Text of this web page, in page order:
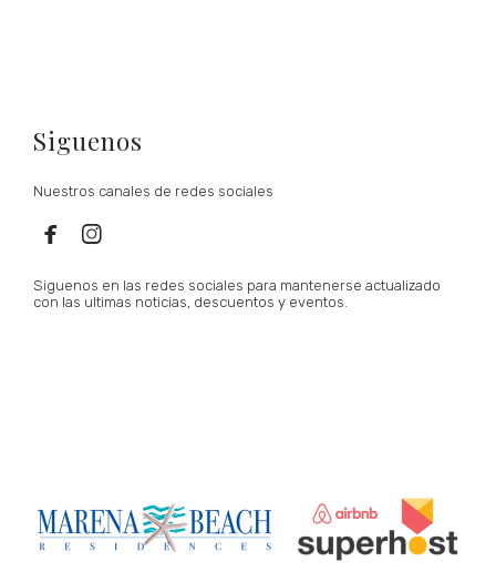
Siguenos
Nuestros canales de redes sociales
 
Siguenos en las redes sociales para mantenerse actualizado
con las ultimas noticias, descuentos y eventos.